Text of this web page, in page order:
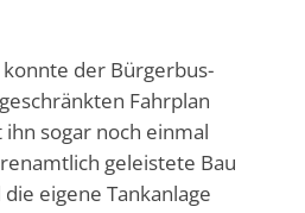
konnte der Bürgerbus-
Fahrplan
sogar noch einmal
geleistete Bau
eigene Tankanlage